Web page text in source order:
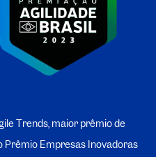
Trends, maior prêmio de
Prêmio Empresas Inovadoras